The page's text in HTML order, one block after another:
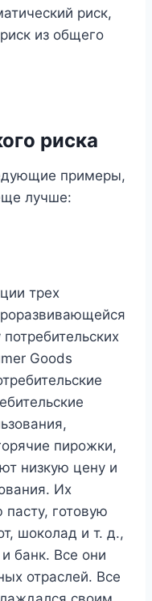
риск,
из общего
риска
примеры,
лучше:
трех
Goods
пирожки,
низкую цену и
Их
готовую
шоколад и т. д.,
банк. Все они
отраслей. Все